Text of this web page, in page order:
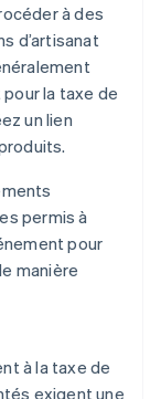
à des
d’artisanat
la taxe de
un lien
permis à
pour
manière
à la taxe de
exigent une